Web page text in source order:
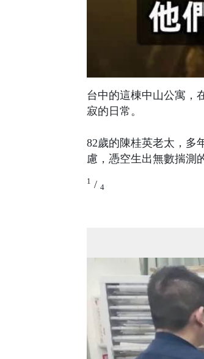
台中的這棟中山公寓，
寂的日常。
82歲的陳桂英老太，多
慮，憑空生出無數揣測
1 / 4